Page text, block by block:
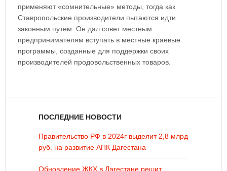
применяют «сомнительные» методы, тогда как
Ставропольские производители пытаются идти
законным путем. Он дал совет местным
предпринимателям вступать в местные краевые
программы, созданные для поддержки своих
производителей продовольственных товаров.
ПОСЛЕДНИЕ НОВОСТИ
Правительство РФ в 2024г выделит 2,8 млрд
руб. на развитие АПК Дагестана
Обновление ЖКХ в Дагестане решит